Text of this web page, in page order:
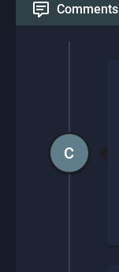
Comments
C